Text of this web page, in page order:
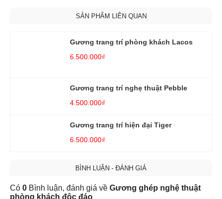
SẢN PHẨM LIÊN QUAN
Gương trang trí phòng khách Lacos
6.500.000₫
Gương trang trí nghẹ thuật Pebble
4.500.000₫
Gương trang trí hiện đại Tiger
6.500.000₫
BÌNH LUẬN - ĐÁNH GIÁ
Có 0 Bình luận, đánh giá về Gương ghép nghệ thuật
phòng khách độc đáo